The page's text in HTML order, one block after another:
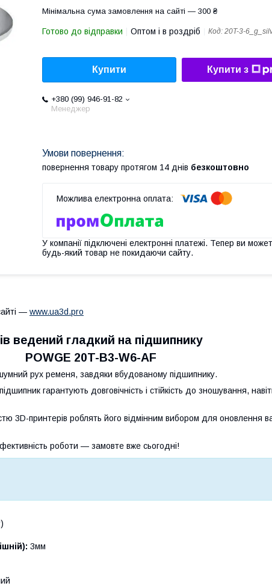
Мінімальна сума замовлення на сайті — 300 ₴
Готово до відправки Оптом і в роздріб Код: 20T-3-
Купити Купити з
+380 (99) 946-91-82
Менеджер
повернення товару протягом 14 днів безкоштовно
У компанії підключені електронні платежі. Тепер ви
будь-який товар не покидаючи сайту.
— www.ua3d.pro
ведений гладкий на підшипнику
POWGE 20T-B3-W6-AF
рух ременя, завдяки вбудованому підшипнику.
гарантують довговічність і стійкість до зношування,
3D-принтерів роблять його відмінним вибором для оновлення
роботи — замовте вже сьогодні!
3мм